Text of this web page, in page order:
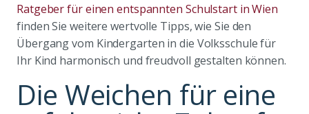
Ratgeber für einen entspannten Schulstart in Wien
finden Sie weitere wertvolle Tipps, wie Sie den
Übergang vom Kindergarten in die Volksschule für
Ihr Kind harmonisch und freudvoll gestalten können.
Die Weichen für eine